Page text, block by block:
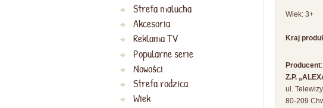
Wiek: 3+
Kraj
Producent:
Z.P.
ul.
80-209
Strefa malucha
Akcesoria
Reklama TV
Popularne serie
Nowości
Strefa rodzica
Wiek